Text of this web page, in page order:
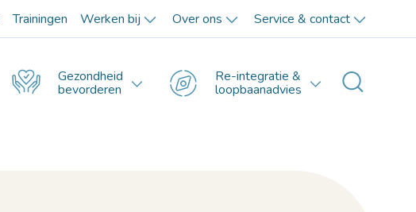
Trainingen Werken bij Over ons Service & contact
Gezondheid
bevorderen
Re-integratie &
loopbaanadvies